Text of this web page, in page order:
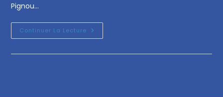
Pignou…
Continuer La Lecture